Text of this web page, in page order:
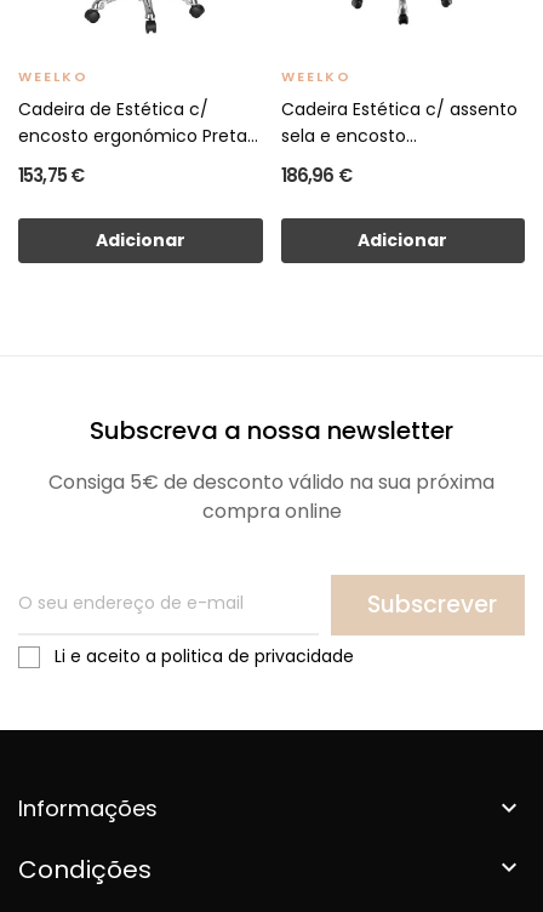
WEELKO
Cadeira de Estética c/
encosto ergonómico Preta...
153,75 €
Adicionar
WEELKO
Cadeira Estética c/ assento
sela e encosto...
186,96 €
Adicionar
Subscreva a nossa newsletter
Consiga 5€ de desconto válido na sua próxima
compra online
Subscrever
Li e aceito a politica de privacidade
Informações 
Condições 